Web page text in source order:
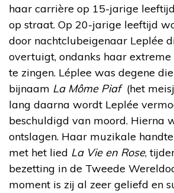
haar carrière op 15-jarige
op straat. Op 20-jarige leeftijd
door nachtclubeigenaar Leplée
overtuigt, ondanks haar extreme
te zingen. Léplee was degene
bijnaam La Môme Piaf(het
lang daarna wordt Leplée
beschuldigd van moord. Hierna
ontslagen. Haar muzikale
met het lied La Vie en Rose,
bezetting in de Tweede
moment is zij al zeer geliefd en